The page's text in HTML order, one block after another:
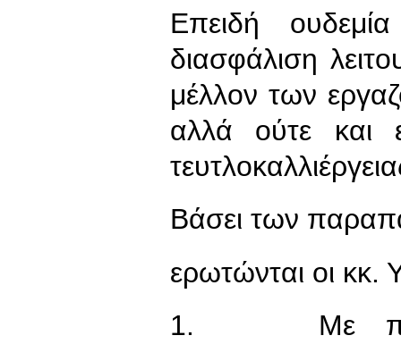
Επειδή
διασφάλιση
μέλλον των
αλλά ούτε και
Βάσει των
ερωτώνται οι κκ.
1. Με